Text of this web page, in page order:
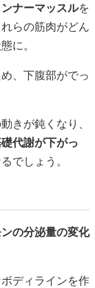
ナーマッスルを
らの筋肉がどん
に。
、下腹部がでっ
きが鈍くなり、
代謝が下がっ
でしょう。
の分泌量の変化
ディラインを作